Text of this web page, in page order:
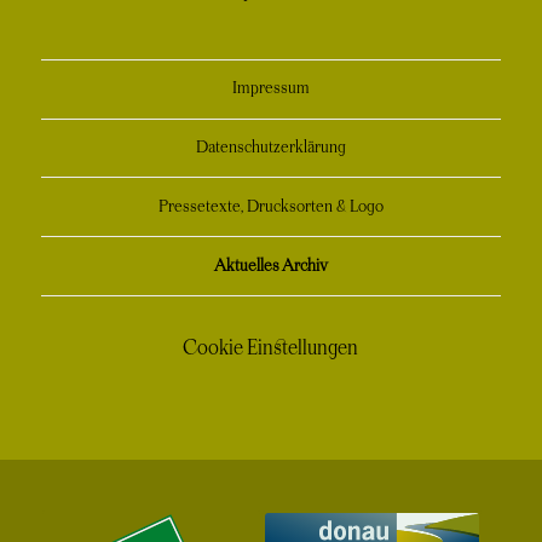
Impressum
Datenschutzerklärung
Pressetexte, Drucksorten & Logo
Aktuelles Archiv
Cookie Einstellungen